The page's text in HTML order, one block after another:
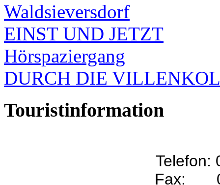
Waldsieversdorf
EINST UND JETZT
Hörspaziergang
DURCH DIE
Touristinformation
Telefon:
Fax: